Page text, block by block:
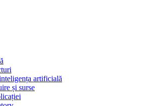
artificială
și surse